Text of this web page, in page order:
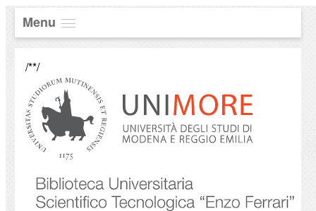
Menu
/**/